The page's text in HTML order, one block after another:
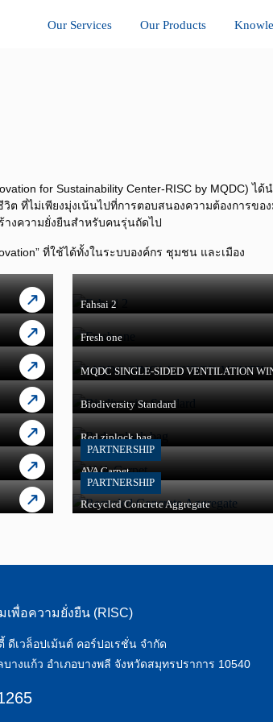
Our Services Our Products
for Sustainability Center-RISC by MQDC)
ต ที่ไม่เพียงมุ่งเน้นไปที่การตอบสนองความต้องการ
งความยั่งยืนสำหรับคนรุ่นถัดไป
ที่ใช้ได้ทั้งในระบบองค์กร ชุมชน และเมือง
Fahsai 2
Fresh one
MQDC SINGLE-SIDED VENTILATION
Biodiversity Standard
Red ziplock bag
PARTNERSHIP
AVA Carpet
PARTNERSHIP
Recycled Concrete Aggregate
พื่อความยั่งยืน (RISC)
ดีเวล็อปเม้นต์ คอร์ปอเรชั่น จำกัด
างแก้ว อำเภอบางพลี จังหวัดสมุทรปราการ 10540